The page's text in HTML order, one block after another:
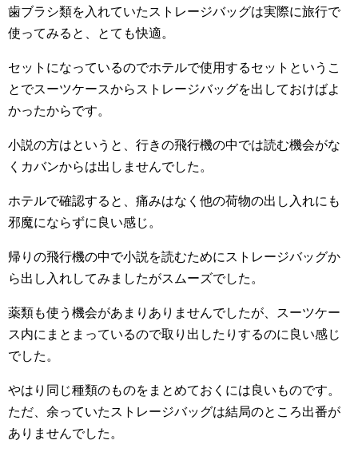
歯ブラシ類を入れていたストレージバッグは実際に旅行で
使ってみると、とても快適。
セットになっているのでホテルで使用するセットというこ
とでスーツケースからストレージバッグを出しておけばよ
かったからです。
小説の方はというと、行きの飛行機の中では読む機会がな
くカバンからは出しませんでした。
ホテルで確認すると、痛みはなく他の荷物の出し入れにも
邪魔にならずに良い感じ。
帰りの飛行機の中で小説を読むためにストレージバッグか
ら出し入れしてみましたがスムーズでした。
薬類も使う機会があまりありませんでしたが、スーツケー
ス内にまとまっているので取り出したりするのに良い感じ
でした。
やはり同じ種類のものをまとめておくには良いものです。
ただ、余っていたストレージバッグは結局のところ出番が
ありませんでした。